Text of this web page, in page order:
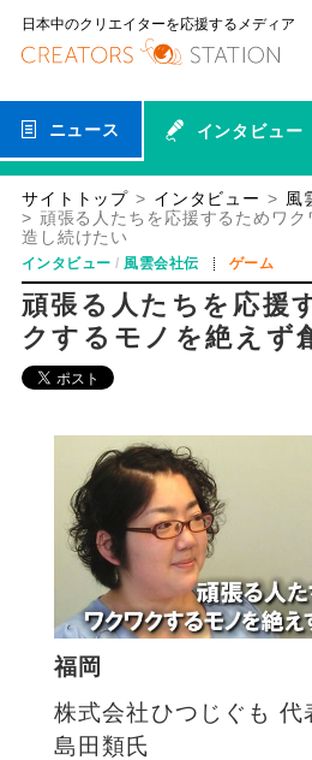
日本中のクリエイターを応援するメディア
ニュース インタビュー
サイトトップ インタビュー
風
頑張る人たちを応援するためワク
造し続けたい
インタビュー 風雲会社伝 ゲーム
頑張る人たちを応援
クするモノを絶えず
福岡
株式会社ひつじぐも 代
島田類氏